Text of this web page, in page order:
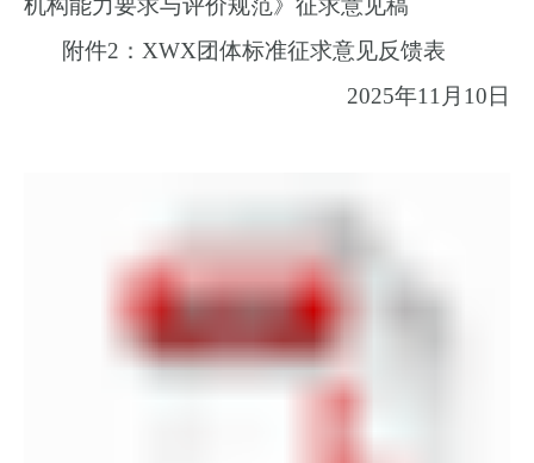
机构能力要求与评价规范》征求意见稿
附件2：XWX团体标准征求意见反馈表
2025年11月10日